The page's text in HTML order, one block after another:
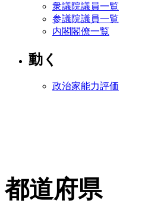
衆議院議員一覧
参議院議員一覧
内閣閣僚一覧
動く
政治家能力評価
都道府県